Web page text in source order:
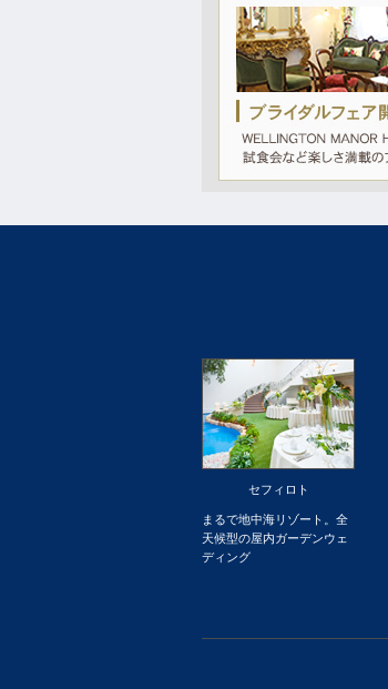
セフィロト
まるで地中海リゾート。全
天候型の屋内ガーデンウェ
ディング